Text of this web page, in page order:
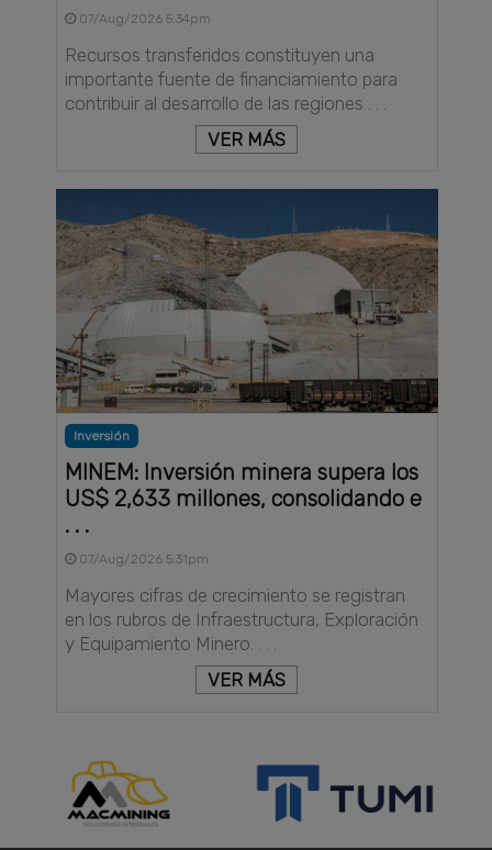
07/Aug/2026 5:34pm
Recursos transferidos constituyen una
importante fuente de financiamiento para
contribuir al desarrollo de las regiones . . .
VER MÁS
Inversión
MINEM: Inversión minera supera los
US$ 2,633 millones, consolidando e
. . .
07/Aug/2026 5:31pm
Mayores cifras de crecimiento se registran
en los rubros de Infraestructura, Exploración
y Equipamiento Minero. . . .
VER MÁS